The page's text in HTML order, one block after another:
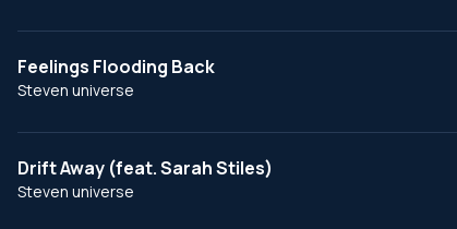
Feelings Flooding Back
Steven universe
Drift Away (feat. Sarah Stiles)
Steven universe